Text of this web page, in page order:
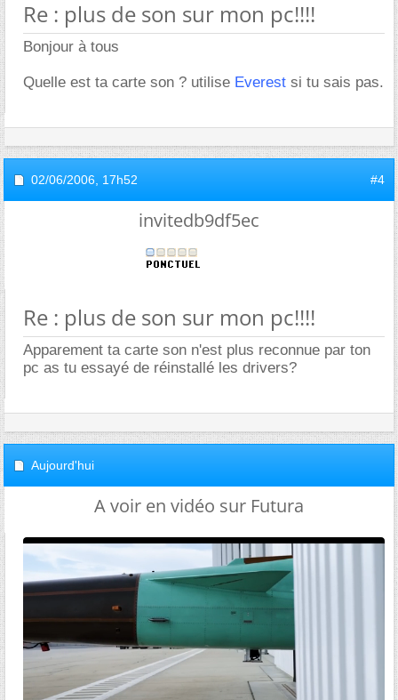
Re : plus de son sur mon pc!!!!
Bonjour à tous
Quelle est ta carte son ? utilise Everest si tu sais pas.
02/06/2006, 17h52 #4
invitedb9df5ec
Re : plus de son sur mon pc!!!!
Apparement ta carte son n'est plus reconnue par ton
pc as tu essayé de réinstallé les drivers?
Aujourd'hui
A voir en vidéo sur Futura